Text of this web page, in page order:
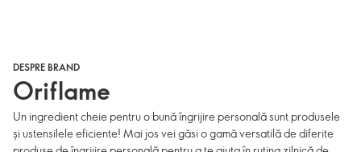
DESPRE BRAND
Oriflame
Un ingredient cheie pentru o bună îngrijire personală sunt produsele
și ustensilele eficiente! Mai jos vei găsi o gamă versatilă de diferite